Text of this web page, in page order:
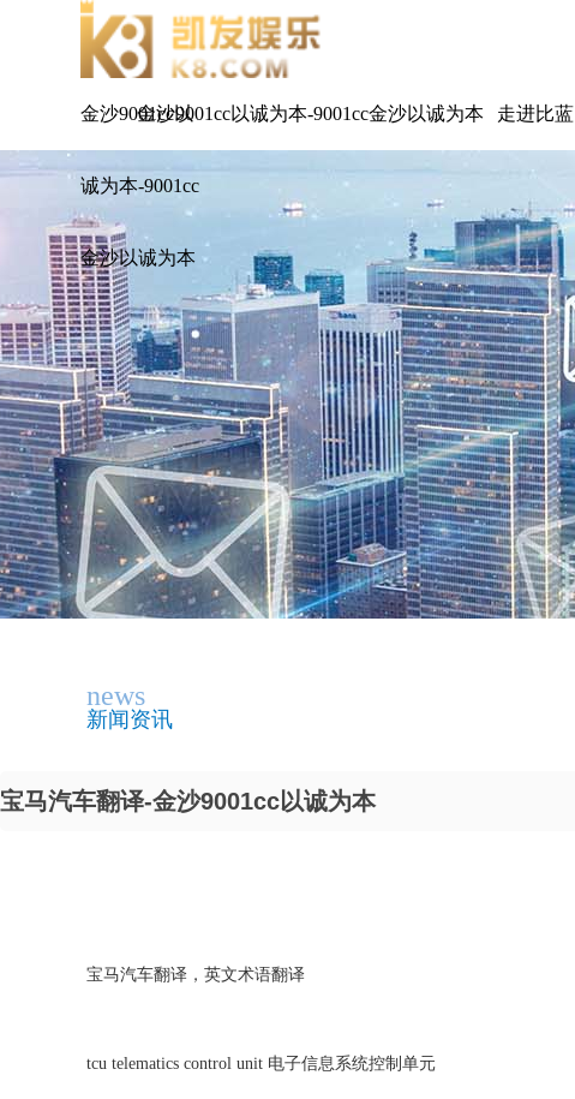
金沙9001cc以
诚为本-9001cc
金沙以诚为本
金沙9001cc以诚为本-9001cc金沙以诚为本 走进比蓝
news
新闻资讯
宝马汽车翻译-金沙9001cc以诚为本
宝马汽车翻译， 英文术语翻译
tcu telematics control unit 电子信息系统控制单元